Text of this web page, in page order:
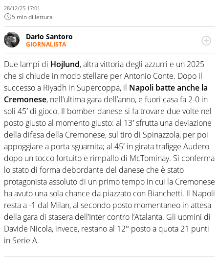
28/12/25 17:01
5 min di lettura
Dario Santoro
GIORNALISTA
Scrive, commenta, racconta lo sport in tutte le
sfaccettature. Tocca l'apice quando ha modo di
concentrarsi sulle interviste ai grandi protagonisti
Due lampi di Hojlund, altra vittoria degli azzurri e un 2025
che si chiude in modo stellare per Antonio Conte. Dopo il
successo a Riyadh in Supercoppa, il Napoli batte anche la
Cremonese, nell’ultima gara dell’anno, e fuori casa fa 2-0 in
soli 45′ di gioco. Il bomber danese si fa trovare due volte nel
posto giusto al momento giusto: al 13′ sfrutta una deviazione
della difesa della Cremonese, sul tiro di Spinazzola, per poi
appoggiare a porta sguarnita; al 45′ in girata trafigge Audero
dopo un tocco fortuito e rimpallo di McTominay. Si conferma
lo stato di forma debordante del danese che è stato
protagonista assoluto di un primo tempo in cui la Cremonese
ha avuto una sola chance da piazzato con Bianchetti. Il Napoli
resta a -1 dal Milan, al secondo posto momentaneo in attesa
della gara di stasera dell’Inter contro l’Atalanta. Gli uomini di
Davide Nicola, invece, restano al 12° posto a quota 21 punti
in Serie A.